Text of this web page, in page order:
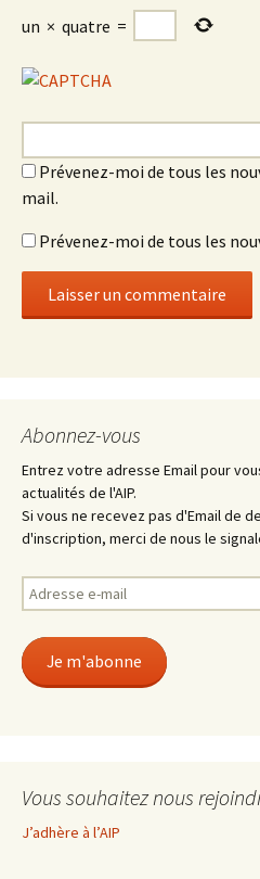
un × quatre =
Prévenez-moi de tous les
mail.
Prévenez-moi de tous les
Abonnez-vous
Entrez votre adresse Email pour
actualités de l'AIP.
Si vous ne recevez pas d'Email de
d'inscription, merci de nous le
Adresse
e-
Je m'abonne
Vous souhaitez nous
J’adhère à l’AIP